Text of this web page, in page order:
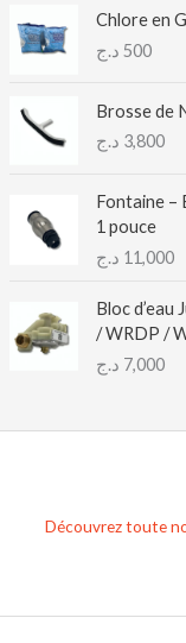
Chlore en
500 د.ج
Brosse de
3,800 د.ج
Fontaine –
1 pouce
11,000 د.ج
Bloc d’eau
/ WRDP /
7,000 د.ج
Découvrez toute